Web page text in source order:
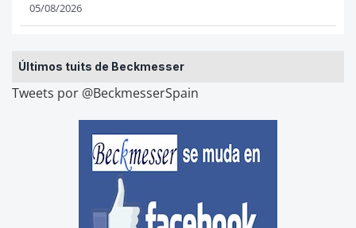
05/08/2026
Últimos tuits de Beckmesser
Tweets por @BeckmesserSpain